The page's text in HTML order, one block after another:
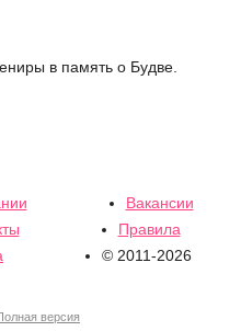
в память о Будве.
Вакансии
Правила
© 2011-2026
версия